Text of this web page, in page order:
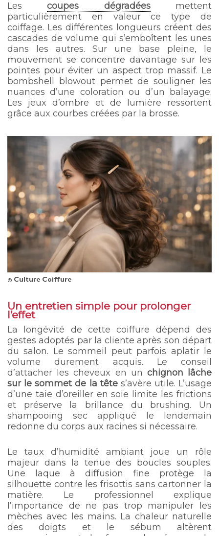
Lescoupes dégradéesmettent
particulièrement en valeur ce type de
coiffage. Les différentes longueurs créent des
cascades de volume qui s’emboîtent les unes
dans les autres. Sur une base pleine, le
mouvement se concentre davantage sur les
pointes pour éviter un aspect trop massif. Le
bombshell blowout permet de souligner les
nuances d’une coloration ou d’un balayage.
Les jeux d’ombre et de lumière ressortent
grâce aux courbes créées par la brosse.
© Culture Coiffure
Un entretien simple pour prolonger
l’effet
La longévité de cette coiffure dépend des
gestes adoptés par la cliente après son départ
du salon. Le sommeil peut parfois aplatir le
volume durement acquis. Le conseil
d’attacher les cheveux en un chignon lâche
sur le sommet de la têtes’avère utile. L’usage
d’une taie d’oreiller en soie limite les frictions
et préserve la brillance du brushing. Un
shampooing sec appliqué le lendemain
redonne du corps aux racines si nécessaire.
Le taux d’humidité ambiant joue un rôle
majeur dans la tenue des boucles souples.
Une laque à diffusion fine protège la
silhouette contre les frisottis sans cartonner la
matière. Le professionnel explique
l’importance de ne pas trop manipuler les
mèches avec les mains. La chaleur naturelle
des doigts et le sébum altèrent